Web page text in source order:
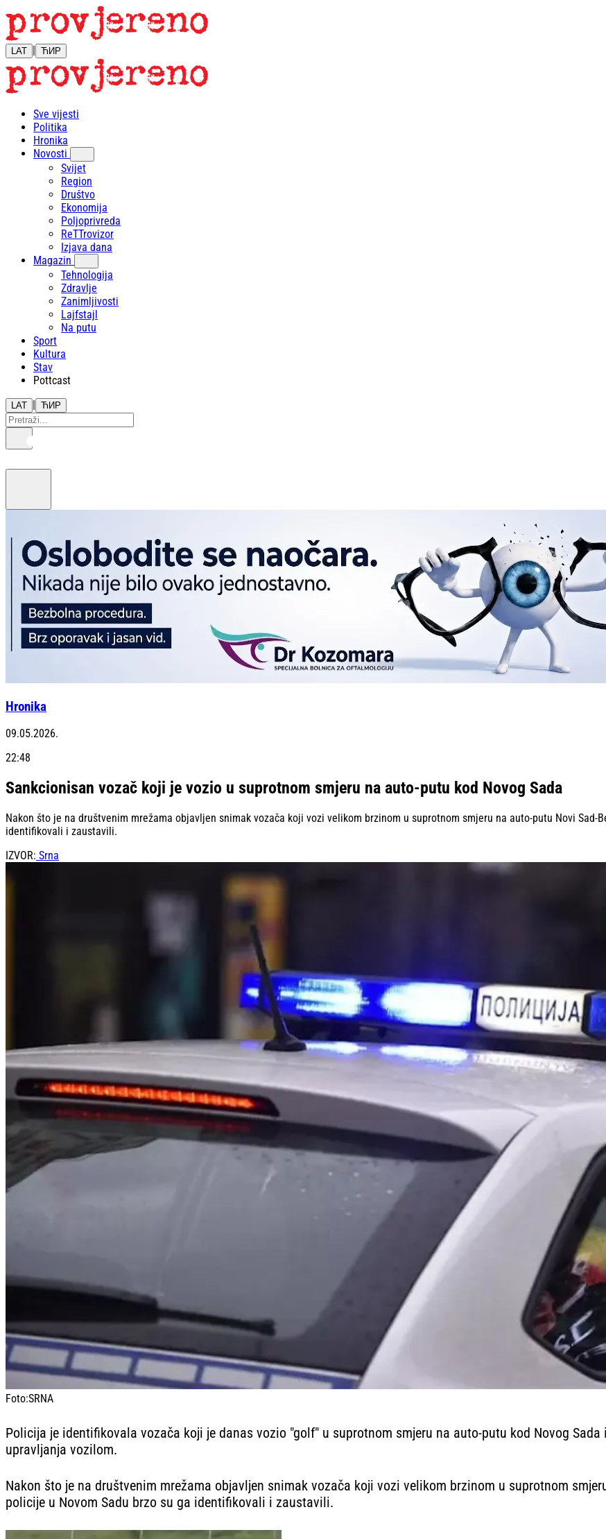
LAT | ЋИР
Sve vijesti
Politika
Hronika
Novosti
Svijet
Region
Društvo
Ekonomija
Poljoprivreda
ReTTrovizor
Izjava dana
Magazin
Tehnologija
Zdravlje
Zanimljivosti
Lajfstajl
Na putu
Sport
Kultura
Stav
Pottcast
LAT | ЋИР
Hronika
09.05.2026.
22:48
Sankcionisan vozač koji je vozio u suprotnom smjeru na auto-putu kod Novog Sada
Nakon što je na društvenim mrežama objavljen snimak vozača koji vozi velikom brzinom u suprotnom smjeru na auto-putu Novi Sad-
identifikovali i zaustavili.
IZVOR: Srna
Foto:SRNA
Policija je identifikovala vozača koji je danas vozio "golf" u suprotnom smjeru na auto-putu kod Novog
upravljanja vozilom.
Nakon što je na društvenim mrežama objavljen snimak vozača koji vozi velikom brzinom u suprotnom
policije u Novom Sadu brzo su ga identifikovali i zaustavili.